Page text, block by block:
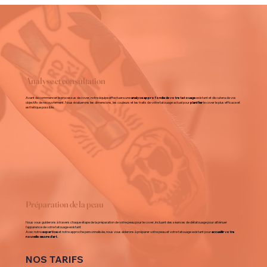
Analyse et consultation
Avant de commencer le processus de cover, notre équipe effectuera uneanalyse approfondie de votre tatouageexistant et discutera de vos
objectifs de recouvrement. Nous évaluerons les dimensions, les couleurs et les traits de votre tatouage actuel pourplanifierle cover le plus efficace et
esthétique possible.
Préparation de la peau
Nous vous guiderons à travers chaque étape de la préparation de votre peau pour le cover, incluant des séances de détatouage pour atténuer
l'apparence de votre tatouage existant
Avec notreexpertiseet notre approche personnalisée, nous vous aiderons à préparer votre peau et votre tatouage existant pouraccueillir votre
nouvelle œuvre d'art.
NOS TARIFS